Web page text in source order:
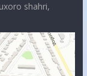
shahri,